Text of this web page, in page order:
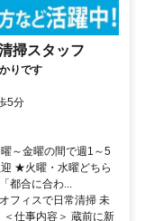
掃スタッフ
りです
5分
～金曜の間で週1～5
★火曜・水曜どちら
都合に合わ...
フィスで日常清掃 未
仕事内容＞ 蔵前に新